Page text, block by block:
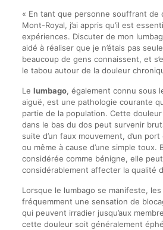
« En tant que personne souffrant de
Mont-Royal, j’ai appris qu’il est
expériences. Discuter de mon
aidé à réaliser que je n’étais pas
beaucoup de gens connaissent, et
le tabou autour de la douleur
Le lumbago, également connu sous
aiguë, est une pathologie courante
partie de la population. Cette
dans le bas du dos peut survenir
suite d’un faux mouvement, d’un
ou même à cause d’une simple toux.
considérée comme bénigne, elle
considérablement affecter la qualité
Lorsque le lumbago se manifeste,
fréquemment une sensation de
qui peuvent irradier jusqu’aux
cette douleur soit généralement